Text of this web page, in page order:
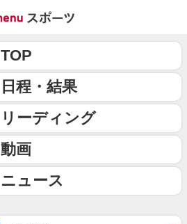
TOP
日程・結果
リーディング
動画
ニュース